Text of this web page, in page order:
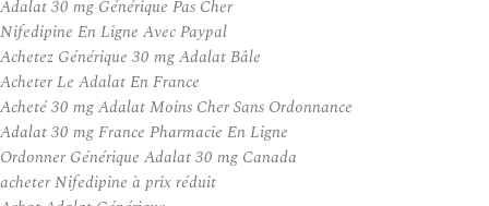
Adalat 30 mg Générique Pas Cher
Nifedipine En Ligne Avec Paypal
Achetez Générique 30 mg Adalat Bâle
Acheter Le Adalat En France
Acheté 30 mg Adalat Moins Cher Sans Ordonnance
Adalat 30 mg France Pharmacie En Ligne
Ordonner Générique Adalat 30 mg Canada
acheter Nifedipine à prix réduit